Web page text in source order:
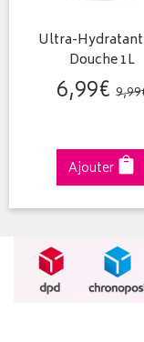
Ultra-Hydratant
Douche 1L
6,99€ 9,99
Ajouter